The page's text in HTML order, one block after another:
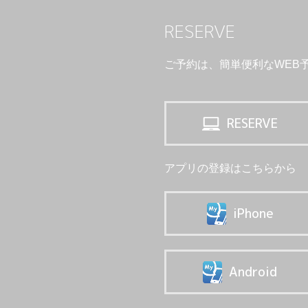
RESERVE
ご予約は、簡単便利なWEB
RESERVE
アプリの登録はこちらから
iPhone
Android